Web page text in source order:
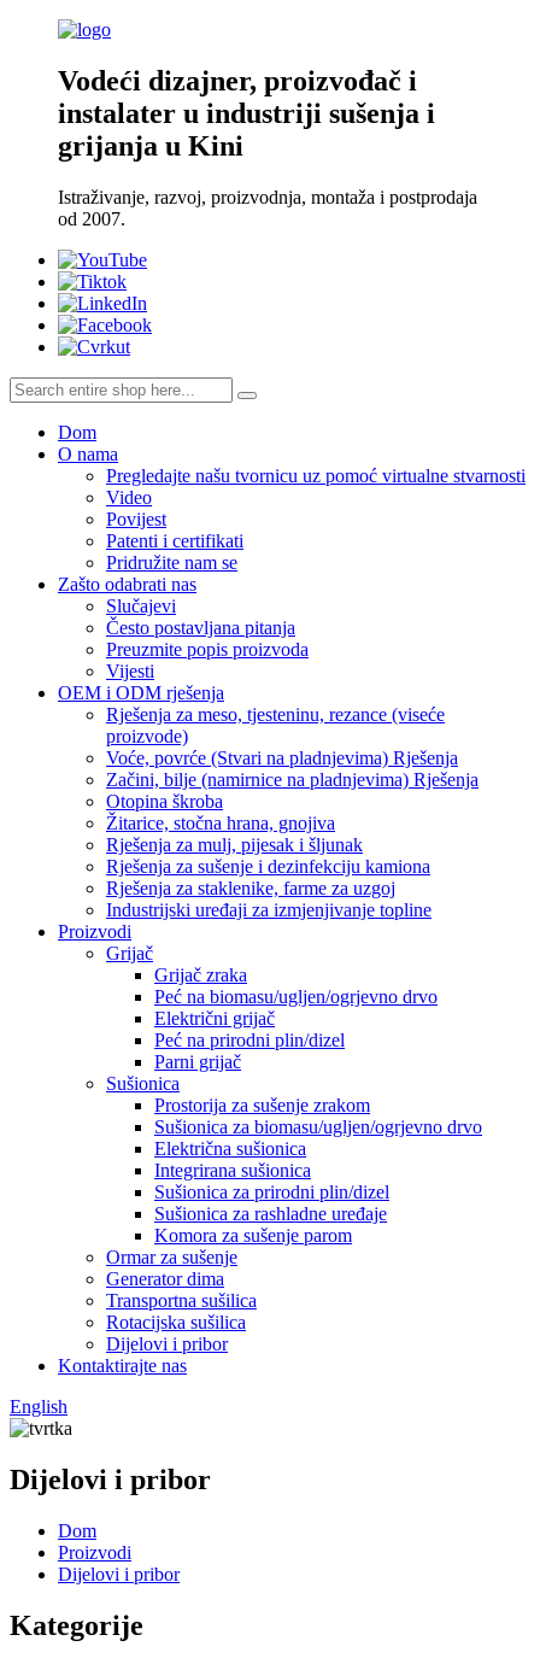
Vodeći dizajner, proizvođač i
instalater u industriji sušenja i
grijanja u Kini
Istraživanje, razvoj, proizvodnja, montaža i postprodaja
od 2007.
Dom
O nama
Pregledajte našu tvornicu uz pomoć virtualne stvarnosti
Video
Povijest
Patenti i certifikati
Pridružite nam se
Zašto odabrati nas
Slučajevi
Često postavljana pitanja
Preuzmite popis proizvoda
Vijesti
OEM i ODM rješenja
Rješenja za meso, tjesteninu, rezance (viseće
proizvode)
Voće, povrće (Stvari na pladnjevima) Rješenja
Začini, bilje (namirnice na pladnjevima) Rješenja
Otopina škroba
Žitarice, stočna hrana, gnojiva
Rješenja za mulj, pijesak i šljunak
Rješenja za sušenje i dezinfekciju kamiona
Rješenja za staklenike, farme za uzgoj
Industrijski uređaji za izmjenjivanje topline
Proizvodi
Grijač
Grijač zraka
Peć na biomasu/ugljen/ogrjevno drvo
Električni grijač
Peć na prirodni plin/dizel
Parni grijač
Sušionica
Prostorija za sušenje zrakom
Sušionica za biomasu/ugljen/ogrjevno drvo
Električna sušionica
Integrirana sušionica
Sušionica za prirodni plin/dizel
Sušionica za rashladne uređaje
Komora za sušenje parom
Ormar za sušenje
Generator dima
Transportna sušilica
Rotacijska sušilica
Dijelovi i pribor
Kontaktirajte nas
English
Dijelovi i pribor
Dom
Proizvodi
Dijelovi i pribor
Kategorije